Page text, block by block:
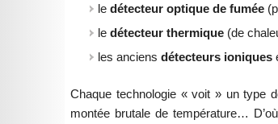
ledétecteur optique de fumée
ledétecteur thermique (de
les anciensdétecteurs ioniques
Chaque technologie « voit » un type
montée brutale de température…